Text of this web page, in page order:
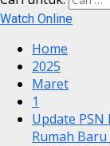
Watch Online
Home
2025
Maret
1
Update PSN
Rumah